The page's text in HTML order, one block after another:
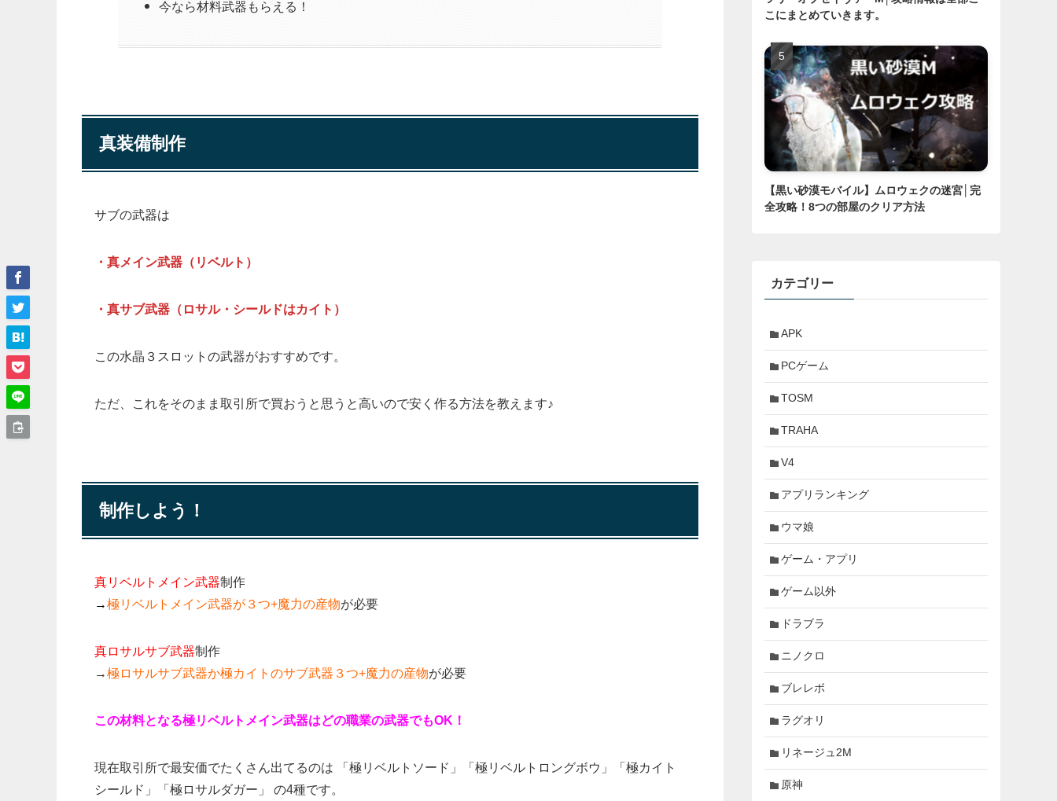
今なら材料武器もらえる！
真装備制作
サブの武器は
・真メイン武器（リベルト）
・真サブ武器（ロサル・シールドはカイト）
この水晶３スロットの武器がおすすめです。
ただ、これをそのまま取引所で買おうと思うと高いので安く作る方法を教えます♪
制作しよう！
真リベルトメイン武器制作
→極リベルトメイン武器が３つ+魔力の産物が必要
真ロサルサブ武器制作
→極ロサルサブ武器か極カイトのサブ武器３つ+魔力の産物が必要
この材料となる極リベルトメイン武器はどの職業の武器でもOK！
現在取引所で最安価でたくさん出てるのは 「極リベルトソード」「極リベルトロングボウ」「極カイト
シールド」「極ロサルダガー」 の4種です。
こにまとめていきます。
【黒い砂漠モバイル】ムロウェクの迷宮│完
全攻略！8つの部屋のクリア方法
カテゴリー
APK
PCゲーム
TOSM
TRAHA
V4
アプリランキング
ウマ娘
ゲーム・アプリ
ゲーム以外
ドラブラ
ニノクロ
ブレレボ
ラグオリ
リネージュ2M
原神